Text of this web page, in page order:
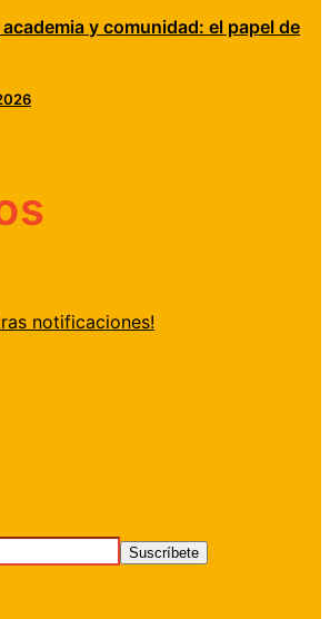
y comunidad: el papel de
notificaciones!